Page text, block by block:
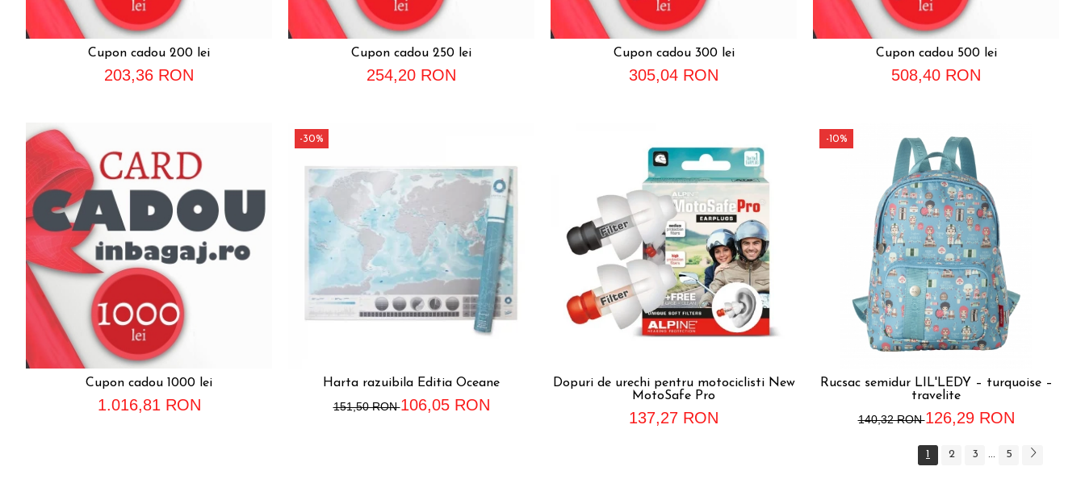
Cupon cadou 200 lei
203,36 RON
Cupon cadou 250 lei
254,20 RON
Cupon cadou 300 lei
305,04 RON
Cupon cadou 500 lei
508,40 RON
Cupon cadou 1000 lei
1.016,81 RON
-30%
Harta razuibila Editia Oceane
151,50 RON106,05 RON
Dopuri de urechi pentru motociclisti New
MotoSafe Pro
137,27 RON
-10%
Rucsac semidur LIL'LEDY – turquoise –
travelite
140,32 RON126,29 RON
1 2 3 ... 5